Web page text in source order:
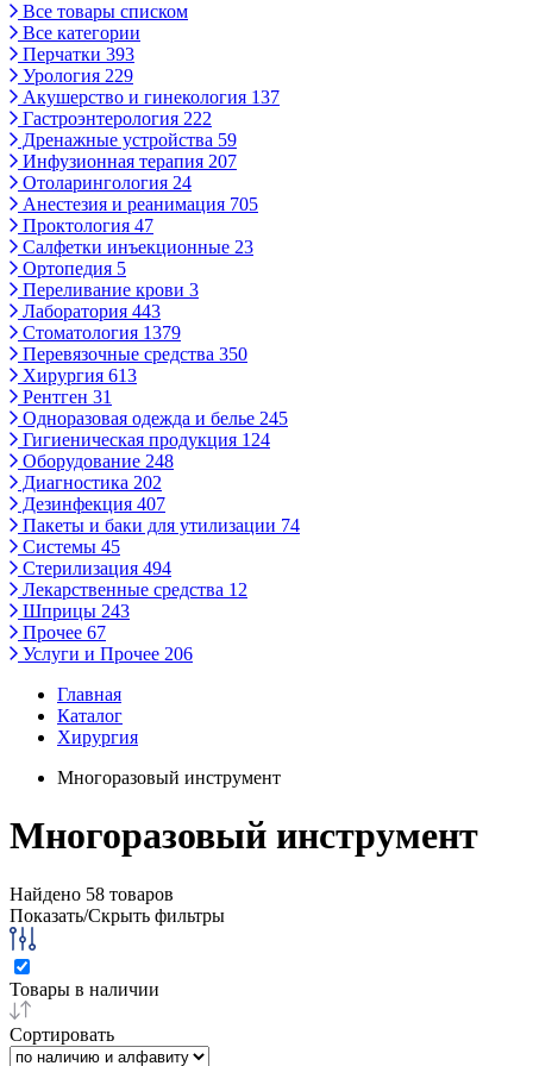
Все товары списком
Все категории
Перчатки 393
Урология 229
Акушерство и гинекология 137
Гастроэнтерология 222
Дренажные устройства 59
Инфузионная терапия 207
Отоларингология 24
Анестезия и реанимация 705
Проктология 47
Салфетки инъекционные 23
Ортопедия 5
Переливание крови 3
Лаборатория 443
Стоматология 1379
Перевязочные средства 350
Хирургия 613
Рентген 31
Одноразовая одежда и белье 245
Гигиеническая продукция 124
Оборудование 248
Диагностика 202
Дезинфекция 407
Пакеты и баки для утилизации 74
Системы 45
Стерилизация 494
Лекарственные средства 12
Шприцы 243
Прочее 67
Услуги и Прочее 206
Главная
Каталог
Хирургия
Многоразовый инструмент
Многоразовый инструмент
Найдено 58 товаров
Показать/Скрыть фильтры
Товары в наличии
Сортировать